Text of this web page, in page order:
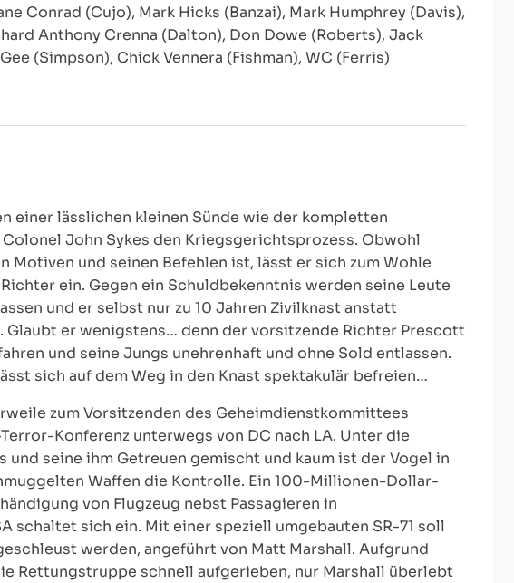
Conrad (Cujo), Mark Hicks (Banzai), Mark Humphrey (Davis),
Anthony Crenna (Dalton), Don Dowe (Roberts), Jack
(Simpson), Chick Vennera (Fishman), WC (Ferris)
einer lässlichen kleinen Sünde wie der kompletten
John Sykes den Kriegsgerichtsprozess. Obwohl
Motiven und seinen Befehlen ist, lässt er sich zum Wohle
ein. Gegen ein Schuldbekenntnis werden seine Leute
und er selbst nur zu 10 Jahren Zivilknast anstatt
er wenigstens… denn der vorsitzende Richter Prescott
und seine Jungs unehrenhaft und ohne Sold entlassen.
sich auf dem Weg in den Knast spektakulär befreien…
zum Vorsitzenden des Geheimdienstkommittees
Konferenz unterwegs von DC nach LA. Unter die
und seine ihm Getreuen gemischt und kaum ist der Vogel in
Waffen die Kontrolle. Ein 100-Millionen-Dollar-
von Flugzeug nebst Passagieren in
schaltet sich ein. Mit einer speziell umgebauten SR-71 soll
werden, angeführt von Matt Marshall. Aufgrund
Rettungstruppe schnell aufgerieben, nur Marshall überlebt